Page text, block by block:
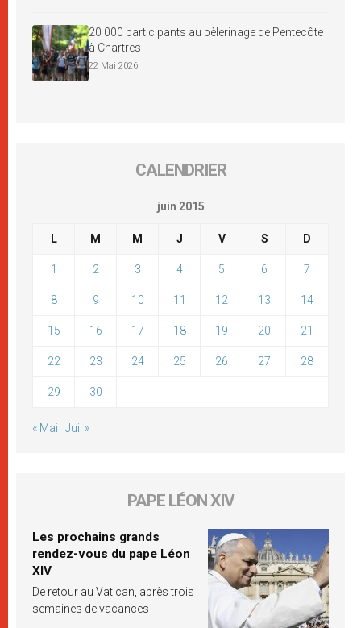
20 000 participants au pèlerinage de Pentecôte
à Chartres
22 Mai 2026
CALENDRIER
juin 2015
L M M J V S D
1 2 3 4 5 6 7
8 9 10 11 12 13 14
15 16 17 18 19 20 21
22 23 24 25 26 27 28
29 30
« Mai Juil »
PAPE LÉON XIV
Les prochains grands
rendez-vous du pape Léon
XIV
De retour au Vatican, après trois
semaines de vacances